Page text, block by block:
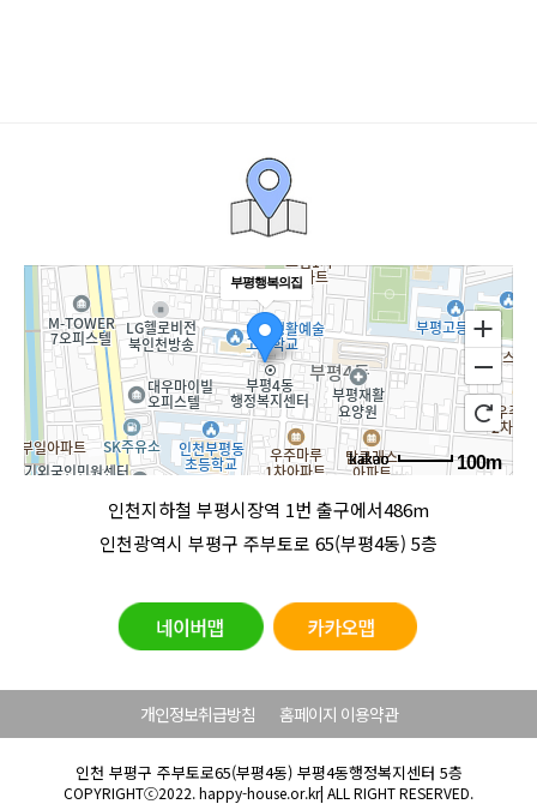
부평행복의집
100m
인천지하철 부평시장역 1번 출구에서486m
인천광역시 부평구 주부토로 65(부평4동) 5층
개인정보취급방침 홈페이지 이용약관
인천 부평구 주부토로65(부평4동) 부평4동행정복지센터 5층
COPYRIGHTⓒ2022. happy-house.or.kr| ALL RIGHT RESERVED.